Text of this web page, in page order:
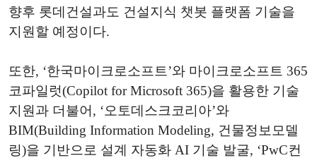
향후 롯데건설과도 건설지식 챗봇 플랫폼 기술을
지원할 예정이다.
또한, ‘한국마이크로소프트’와 마이크로소프트 365
코파일럿(Copilot for Microsoft 365)을 활용한 기술
지원과 더불어, ‘오토데스크코리아’와
BIM(Building Information Modeling, 건물정보모델
링)을 기반으로 설계 자동화 AI 기술 발굴, ‘PwC컨